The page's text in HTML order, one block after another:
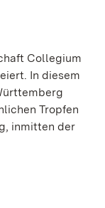
Collegium
In diesem
Tropfen
inmitten der